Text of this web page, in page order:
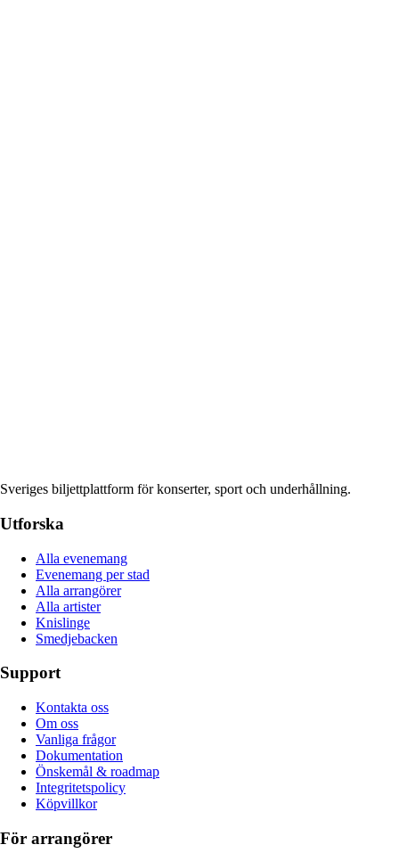
Sveriges biljettplattform för konserter, sport och underhållning.
Utforska
Alla evenemang
Evenemang per stad
Alla arrangörer
Alla artister
Knislinge
Smedjebacken
Support
Kontakta oss
Om oss
Vanliga frågor
Dokumentation
Önskemål & roadmap
Integritetspolicy
Köpvillkor
För arrangörer